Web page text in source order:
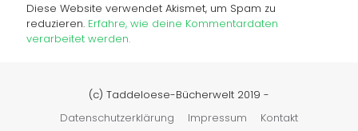
Diese Website verwendet Akismet, um Spam zu
reduzieren. Erfahre, wie deine Kommentardaten
verarbeitet werden.
(c) Taddeloese-Bücherwelt 2019 -
Datenschutzerklärung
Impressum Kontakt